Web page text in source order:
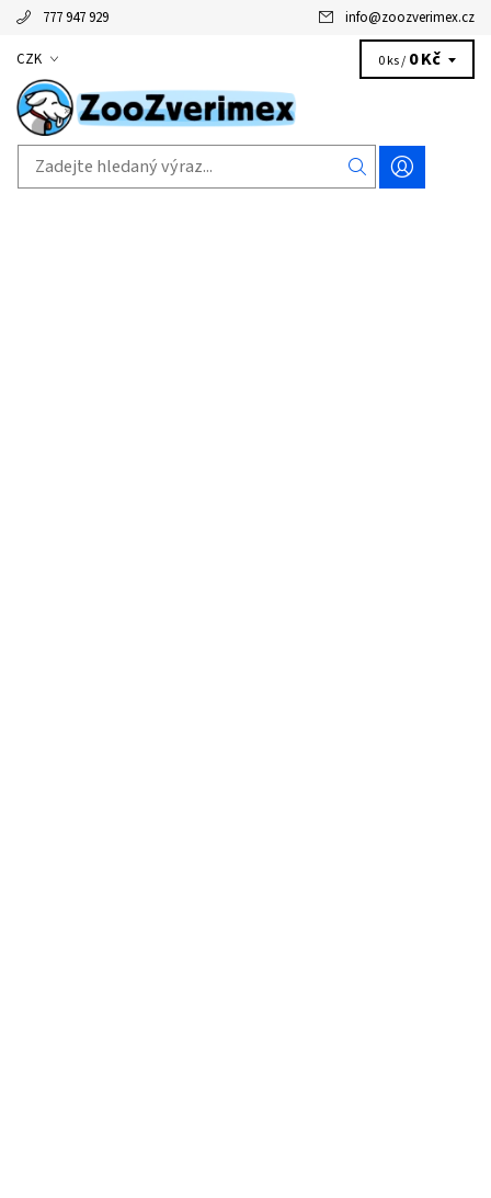
777 947 929 info@zoozverimex.cz
CZK 0 ks / 0 Kč